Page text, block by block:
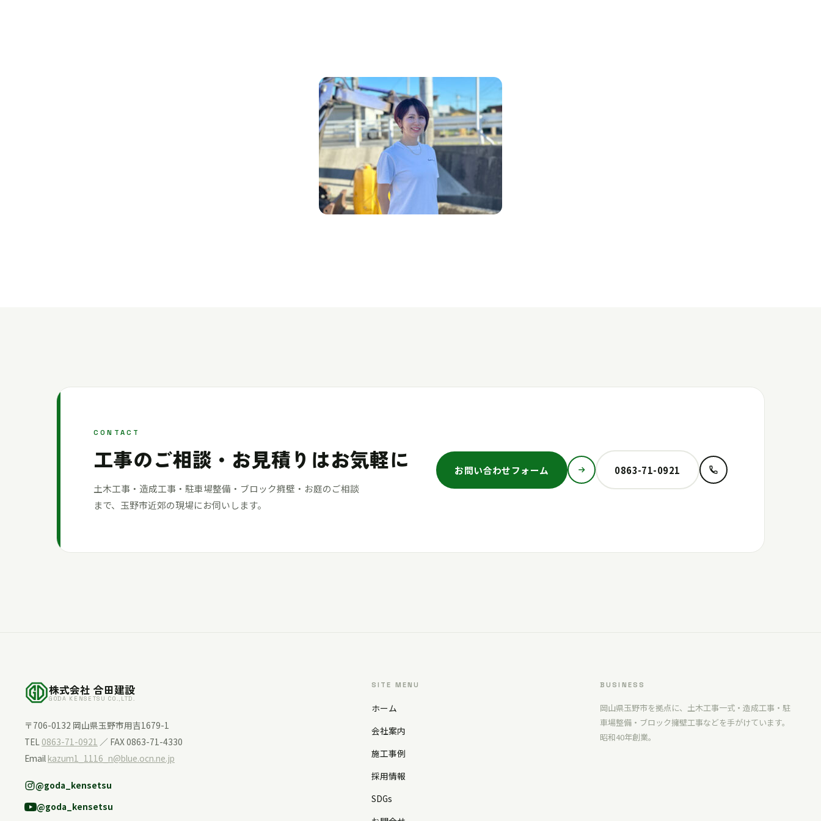
CONTACT
工事のご相談・お見積りはお気軽に
土木工事・造成工事・駐車場整備・ブロック擁壁・お庭のご相談
まで、玉野市近郊の現場にお伺いします。
お問い合わせフォーム 0863-71-0921
株式会社 合田建設
GODA KENSETSU CO.,LTD.
〒706-0132 岡山県玉野市用吉1679-1
TEL 0863-71-0921 ／ FAX 0863-71-4330
Email kazum1_1116_n@blue.ocn.ne.jp
@goda_kensetsu
@goda_kensetsu
SITE MENU
ホーム
会社案内
施工事例
採用情報
SDGs
BUSINESS
岡山県玉野市を拠点に、土木工事一式・造成工事・駐
車場整備・ブロック擁壁工事などを手がけています。
昭和40年創業。